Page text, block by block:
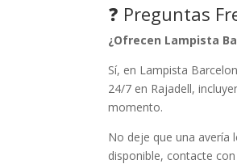
❓ Preguntas
¿Ofrecen Lampista
Sí, en Lampista
24/7 en Rajadell,
momento.
No deje que una avería
disponible, contacte